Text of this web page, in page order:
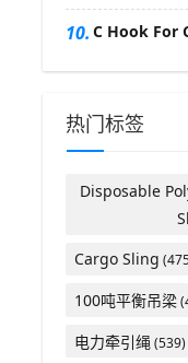
10. C Hook For
热门标签
Disposable
Cargo Sling
100吨平衡吊梁
电力牵引绳 (539)